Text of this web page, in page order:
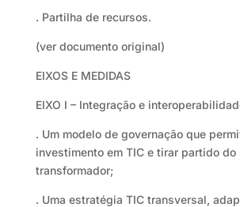
. Partilha de recursos.
(ver documento original)
EIXOS E MEDIDAS
EIXO I – Integração e
. Um modelo de governação que
investimento em TIC e tirar partido do
transformador;
. Uma estratégia TIC transversal,